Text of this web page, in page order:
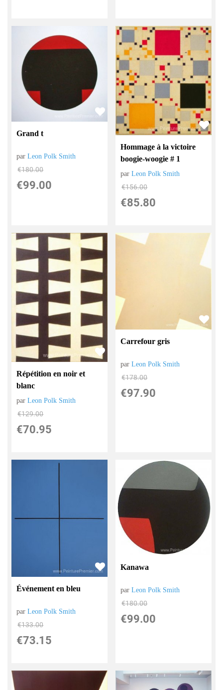
Grand t
parLeon Polk Smith
€180.00
€99.00
Hommage à la victoire
boogie-woogie # 1
parLeon Polk Smith
€156.00
€85.80
Répétition en noir et
blanc
parLeon Polk Smith
€129.00
€70.95
Carrefour gris
parLeon Polk Smith
€178.00
€97.90
Événement en bleu
parLeon Polk Smith
€133.00
€73.15
Kanawa
parLeon Polk Smith
€180.00
€99.00